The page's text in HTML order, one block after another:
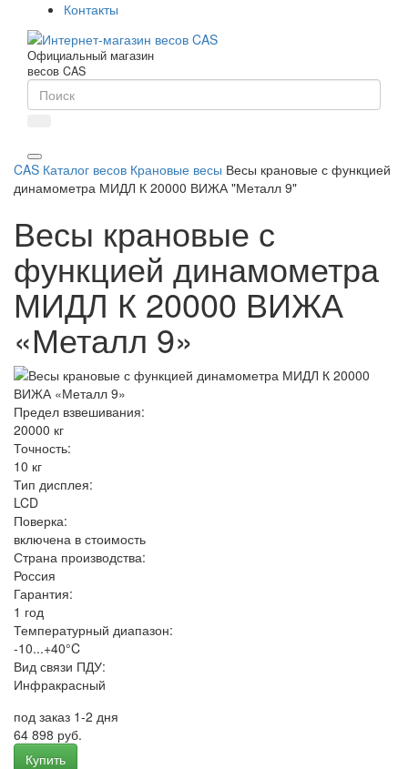
Контакты
Официальный магазин
весов CAS
CAS Каталог весов Крановые весы Весы крановые с функцией
динамометра МИДЛ К 20000 ВИЖА "Металл 9"
Весы крановые с
функцией динамометра
МИДЛ К 20000 ВИЖА
«Металл 9»
Предел взвешивания:
20000 кг
Точность:
10 кг
Тип дисплея:
LCD
Поверка:
включена в стоимость
Страна производства:
Россия
Гарантия:
1 год
Температурный диапазон:
-10...+40°C
Вид связи ПДУ:
Инфракрасный
под заказ 1-2 дня
64 898 руб.
Купить